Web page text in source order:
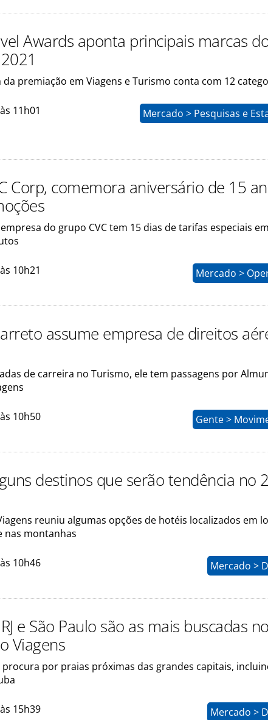
Awards aponta principais marcas
premiação em Viagens e Turismo conta com 12
11h01 Mercado > Pesquisas e
Corp, comemora aniversário de 15
do grupo CVC tem 15 dias de tarifas especiais em
10h21 Mercado >
assume empresa de direitos
de carreira no Turismo, ele tem passagens por
10h50 Gente >
destinos que serão tendência no
reuniu algumas opções de hotéis localizados em
nas montanhas
10h46 Mercado >
e São Paulo são as mais buscadas no
Viagens
por praias próximas das grandes capitais,
15h39 Mercado >